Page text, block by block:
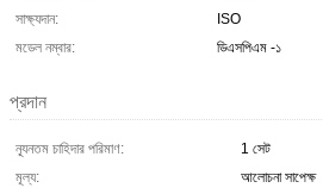
সাক্ষ্যদান:
ISO
মডেল নম্বার:
ডিএসপিএম -১
প্রদান
ন্যূনতম চাহিদার পরিমাণ:
1 সেট
মূল্য:
আলোচনা সাপেক্ষ